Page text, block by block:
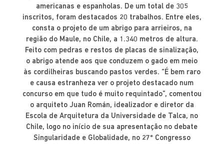
americanas e espanholas. De um total de 305
inscritos, foram destacados 20 trabalhos. Entre eles,
consta o projeto de um abrigo para arrieiros, na
região do Maule, no Chile, a 1.340 metros de altura.
Feito com pedras e restos de placas de sinalização,
o abrigo atende aos que conduzem o gado em meio
às cordilheiras buscando pastos verdes. “É bem raro
e causa estranheza ver o projeto destacado num
concurso em que tudo é muito requintado”, comentou
o arquiteto Juan Román, idealizador e diretor da
Escola de Arquitetura da Universidade de Talca, no
Chile, logo no início de sua apresentação no debate
Singularidade e Globalidade, no 27º Congresso